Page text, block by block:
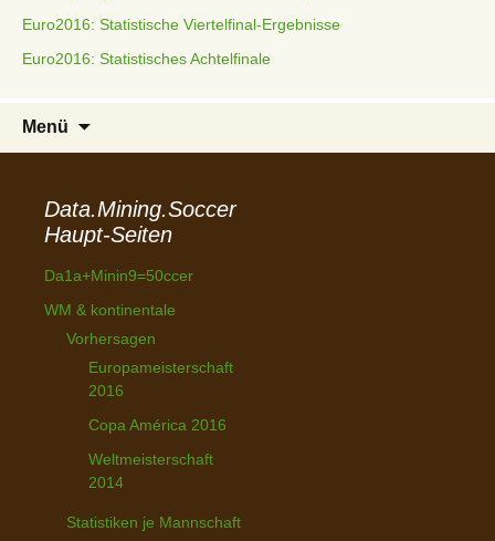
Euro2016: Statistische Viertelfinal-Ergebnisse
Euro2016: Statistisches Achtelfinale
Menü
Data.Mining.Soccer
Haupt-Seiten
Da1a+Minin9=50ccer
WM & kontinentale
Vorhersagen
Europameisterschaft
2016
Copa América 2016
Weltmeisterschaft
2014
Statistiken je Mannschaft